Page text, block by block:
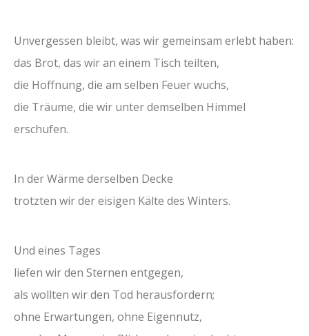
Unvergessen bleibt, was wir gemeinsam erlebt haben:
das Brot, das wir an einem Tisch teilten,
die Hoffnung, die am selben Feuer wuchs,
die Träume, die wir unter demselben Himmel
erschufen.
In der Wärme derselben Decke
trotzten wir der eisigen Kälte des Winters.
Und eines Tages
liefen wir den Sternen entgegen,
als wollten wir den Tod herausfordern;
ohne Erwartungen, ohne Eigennutz,